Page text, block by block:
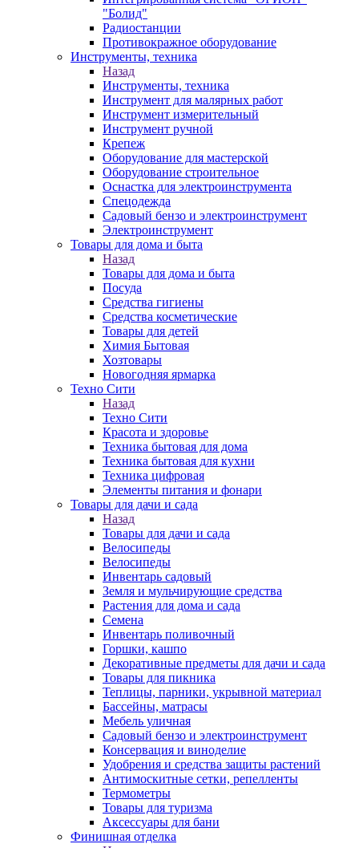
"Болид"
Радиостанции
Противокражное оборудование
Инструменты, техника
Назад
Инструменты, техника
Инструмент для малярных работ
Инструмент измерительный
Инструмент ручной
Крепеж
Оборудование для мастерской
Оборудование строительное
Оснастка для электроинструмента
Спецодежда
Садовый бензо и электроинструмент
Электроинструмент
Товары для дома и быта
Назад
Товары для дома и быта
Посуда
Средства гигиены
Средства косметические
Товары для детей
Химия Бытовая
Хозтовары
Новогодняя ярмарка
Техно Сити
Назад
Техно Сити
Красота и здоровье
Техника бытовая для дома
Техника бытовая для кухни
Техника цифровая
Элементы питания и фонари
Товары для дачи и сада
Назад
Товары для дачи и сада
Велосипеды
Велосипеды
Инвентарь садовый
Земля и мульчирующие средства
Растения для дома и сада
Семена
Инвентарь поливочный
Горшки, кашпо
Декоративные предметы для дачи и сада
Товары для пикника
Теплицы, парники, укрывной материал
Бассейны, матрасы
Мебель уличная
Садовый бензо и электроинструмент
Консервация и виноделие
Удобрения и средства защиты растений
Антимоскитные сетки, репелленты
Термометры
Товары для туризма
Аксессуары для бани
Финишная отделка